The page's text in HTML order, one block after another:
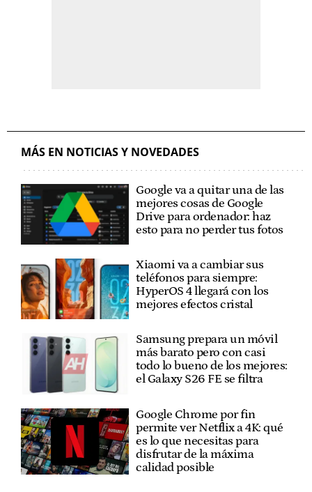
MÁS EN NOTICIAS Y NOVEDADES
Google va a quitar una de las
mejores cosas de Google
Drive para ordenador: haz
esto para no perder tus fotos
Xiaomi va a cambiar sus
teléfonos para siempre:
HyperOS 4 llegará con los
mejores efectos cristal
Samsung prepara un móvil
más barato pero con casi
todo lo bueno de los mejores:
el Galaxy S26 FE se filtra
Google Chrome por fin
permite ver Netflix a 4K: qué
es lo que necesitas para
disfrutar de la máxima
calidad posible